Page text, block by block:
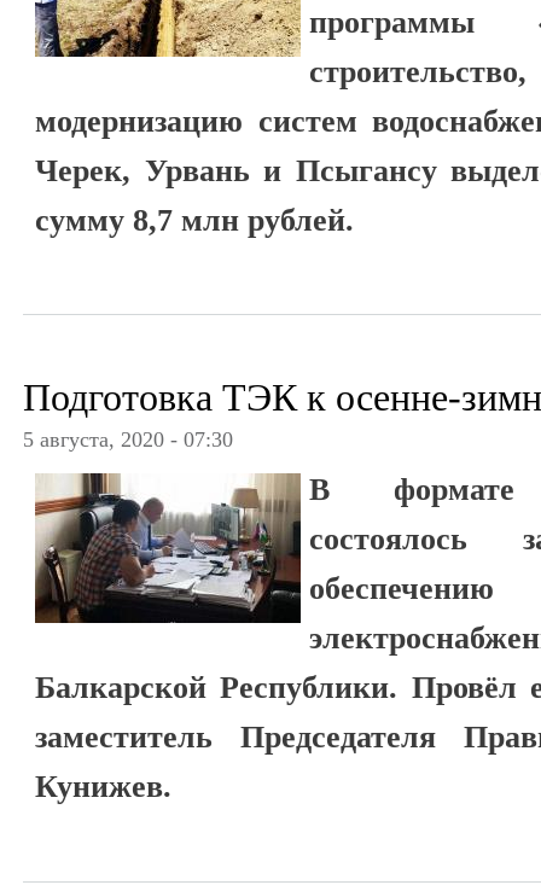
программы
модернизацию систем
Черек, Урвань и Псыгансу
сумму 8,7 млн рублей.
Подготовка ТЭК к осенне-
5 августа, 2020 - 07:30
В формате
состоялось
Балкарской Республики. Провёл
заместитель Председателя
Кунижев.